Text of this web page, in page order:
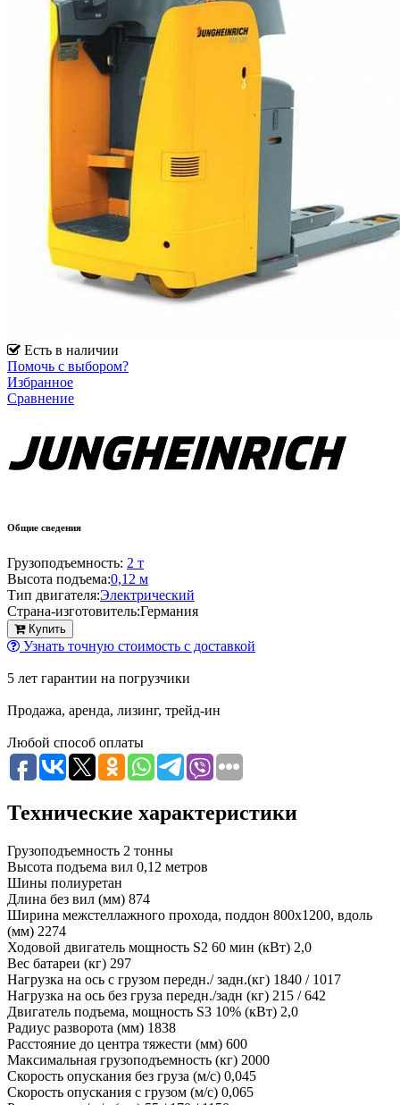
Есть в наличии
Помочь с выбором?
Избранное
Сравнение
Общие сведения
Грузоподъемность: 2 т
Высота подъема:0,12 м
Тип двигателя:Электрический
Страна-изготовитель:Германия
Купить
Узнать точную стоимость с доставкой
5 лет гарантии на погрузчики
Продажа, аренда, лизинг, трейд-ин
Любой способ оплаты
Технические характеристики
Грузоподъемность 2 тонны
Высота подъема вил 0,12 метров
Шины полиуретан
Длина без вил (мм) 874
Ширина межстеллажного прохода, поддон 800х1200, вдоль
(мм) 2274
Ходовой двигатель мощность S2 60 мин (кВт) 2,0
Вес батареи (кг) 297
Нагрузка на ось с грузом передн./ задн.(кг) 1840 / 1017
Нагрузка на ось без груза передн./задн (кг) 215 / 642
Двигатель подъема, мощность S3 10% (кВт) 2,0
Радиус разворота (мм) 1838
Расстояние до центра тяжести (мм) 600
Максимальная грузоподъемность (кг) 2000
Скорость опускания без груза (м/с) 0,045
Скорость опускания c грузом (м/с) 0,065